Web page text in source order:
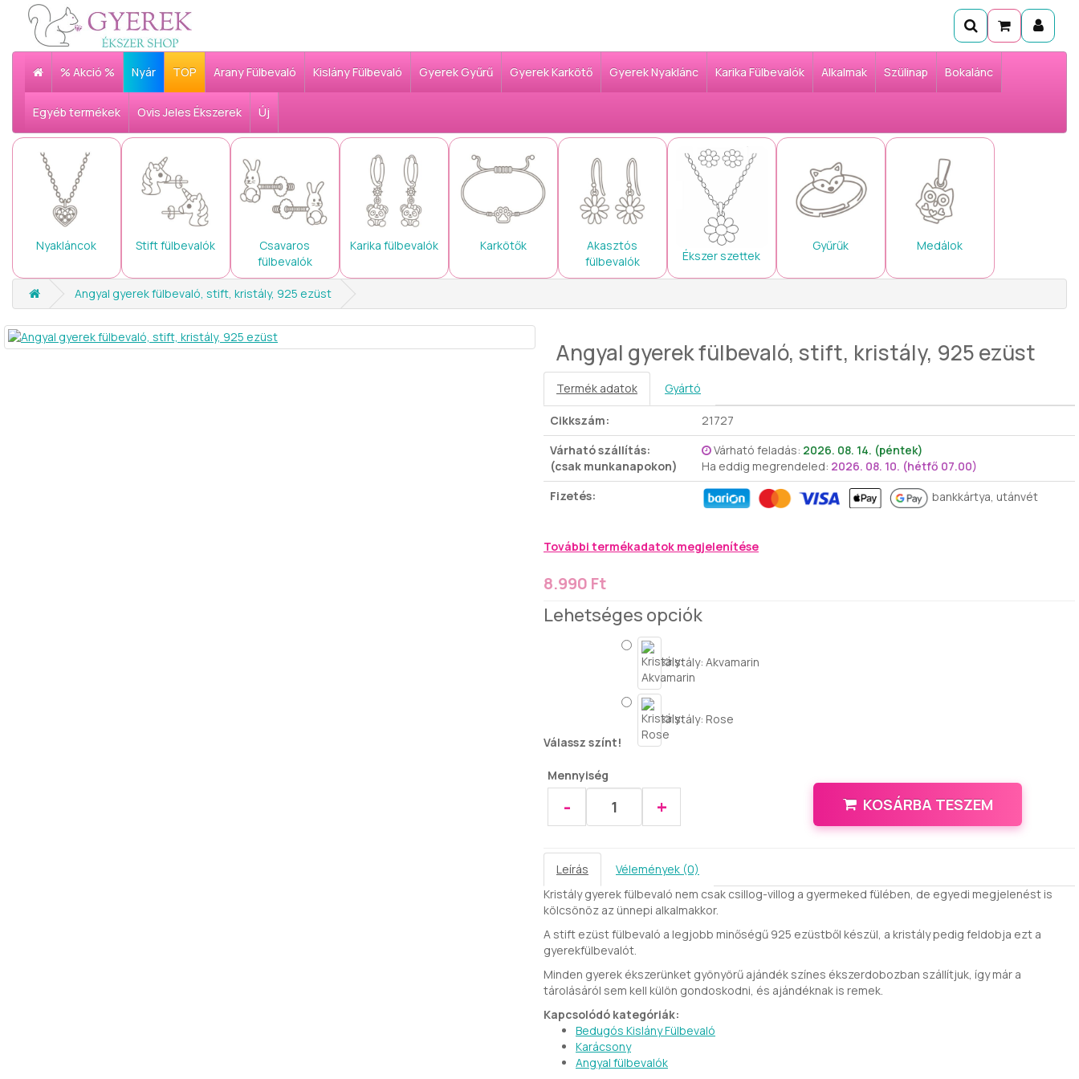
% Akció % Nyár TOP Arany Fülbevaló Kislány Fülbevaló Gyerek Gyűrű Gyerek Karkötő Gyerek Nyaklánc Karika Fülbevalók Alkalmak Szülinap Bokalánc
Egyéb termékek Ovis Jeles Ékszerek Új
Nyakláncok Stift fülbevalók
Csavaros
fülbevalók
Karika fülbevalók Karkötők
Akasztós
fülbevalók
Ékszer szettek
Gyűrűk Medálok
Angyal gyerek fülbevaló, stift, kristály, 925 ezüst
Angyal gyerek fülbevaló, stift, kristály, 925 ezüst
Termék adatok Gyártó
Cikkszám:
21727
Várható szállítás:
(csak munkanapokon)
Várható feladás: 2026. 08. 14. (péntek)
Ha eddig megrendeled: 2026. 08. 10. (hétfő 07.00)
Fizetés:
bankkártya, utánvét
További termékadatok megjelenítése
8.990 Ft
Lehetséges opciók
Válassz színt!
Kristály: Akvamarin
Kristály: Rose
Mennyiség
- + KOSÁRBA TESZEM
Leírás
Vélemények (0)
Kristály gyerek fülbevaló nem csak csillog-villog a gyermeked fülében, de egyedi megjelenést is
kölcsönöz az ünnepi alkalmakkor.
A stift ezüst fülbevaló a legjobb minőségű 925 ezüstből készül, a kristály pedig feldobja ezt a
gyerekfülbevalót.
Minden gyerek ékszerünket gyönyörű ajándék színes ékszerdobozban szállítjuk, így már a
tárolásáról sem kell külön gondoskodni, és ajándéknak is remek.
Kapcsolódó kategóriák:
Bedugós Kislány Fülbevaló
Karácsony
Angyal fülbevalók